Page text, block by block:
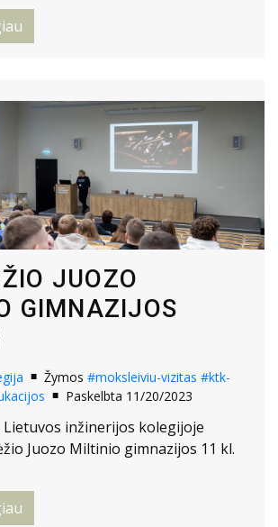
JUOZO
GIMNAZIJOS
Žymos #moksleiviu-vizitas #ktk-
Paskelbta 11/20/2023
Lietuvos inžinerijos kolegijoje
Juozo Miltinio gimnazijos 11 kl.